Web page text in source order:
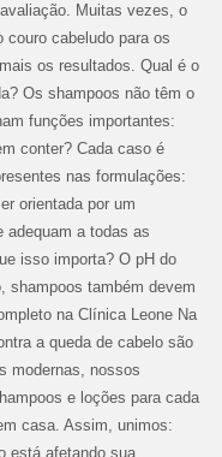
Muitas vezes, o
couro cabeludo para os
os resultados. Qual é o
Os shampoos não têm o
funções importantes:
conter? Cada caso é
nas formulações:
orientada por um
adequam a todas as
isso importa? O pH do
shampoos também devem
na Clínica Leone Na
a queda de cabelo são
modernas, nossos
e loções para cada
casa. Assim, unimos:
está afetando sua